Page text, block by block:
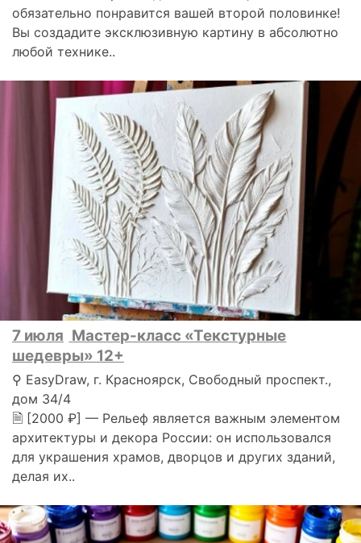
обязательно понравится вашей второй половинке!
Вы создадите эксклюзивную картину в абсолютно
любой технике..
7 июля Мастер-класс «Текстурные
шедевры» 12+
⚲ EasyDraw, г. Красноярск, Свободный проспект.,
дом 34/4
🗎 [2000 ₽] — Рельеф является важным элементом
архитектуры и декора России: он использовался
для украшения храмов, дворцов и других зданий,
делая их..